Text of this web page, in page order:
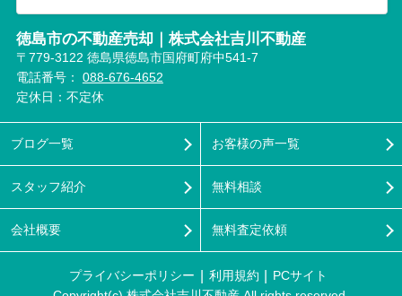
徳島市の不動産売却｜株式会社吉川不動産
〒779-3122 徳島県徳島市国府町府中541-7
電話番号： 088-676-4652
定休日：不定休
ブログ一覧
スタッフ紹介
会社概要
お客様の声一覧
無料相談
無料査定依頼
プライバシーポリシー 利用規約
PCサイト